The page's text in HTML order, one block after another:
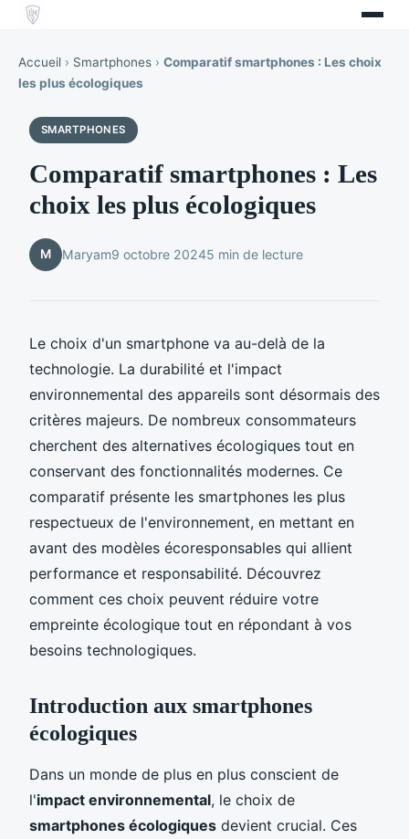
Accueil › Smartphones › Comparatif smartphones : Les choix
les plus écologiques
SMARTPHONES
Comparatif smartphones : Les
choix les plus écologiques
M Maryam9 octobre 20245 min de lecture
Le choix d'un smartphone va au-delà de la
technologie. La durabilité et l'impact
environnemental des appareils sont désormais des
critères majeurs. De nombreux consommateurs
cherchent des alternatives écologiques tout en
conservant des fonctionnalités modernes. Ce
comparatif présente les smartphones les plus
respectueux de l'environnement, en mettant en
avant des modèles écoresponsables qui allient
performance et responsabilité. Découvrez
comment ces choix peuvent réduire votre
empreinte écologique tout en répondant à vos
besoins technologiques.
Introduction aux smartphones
écologiques
Dans un monde de plus en plus conscient de
l'impact environnemental, le choix de
smartphones écologiques devient crucial. Ces